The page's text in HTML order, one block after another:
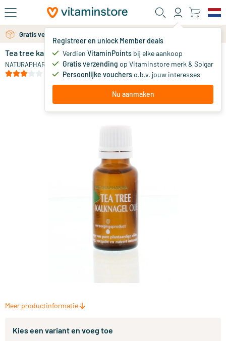
Ga naar de hoofdinhoud
Registreer en unlock Member deals
Verdien VitaminPoints bij elke aankoop
Gratis verzending op Vitaminstore merk & Solgar
Persoonlijke voucherso.b.v. jouw interesses
Nu aanmaken
Gratis verzending vanaf 25 euro
Gratis persoonlijk advies via chat of email
Tea tree kalknagel olie
NATURAPHARMA
9.
Meer productinformatie
Kies een variant en voeg toe